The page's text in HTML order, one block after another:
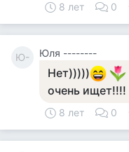
8 лет 0
Ю- Юля --------
Нет)))))
очень ищет!!!!
8 лет 0